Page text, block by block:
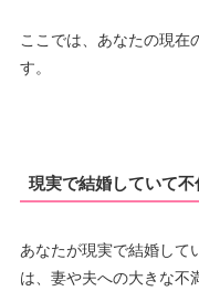
ここでは、あなたの現在
す。
現実で結婚していて
あなたが現実で結婚して
は、妻や夫への大きな不